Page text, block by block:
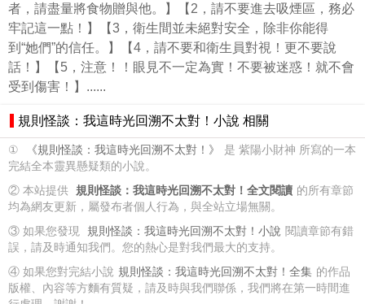
者，請盡量將食物贈與他。】【2，請不要進去吸煙區，務必
牢記這一點！】【3，衛生間並未絕對安全，除非你能得
到“她們”的信任。】【4，請不要和衛生員對視！更不要說
話！】【5，注意！！眼見不一定為實！不要被迷惑！就不會
受到傷害！】......
規則怪談：我這時光回溯不太對！小說 相關
① 《規則怪談：我這時光回溯不太對！》
是 紫陽小財神 所寫的一本
完結全本靈異懸疑類的小說。
② 本站提供 規則怪談：我這時光回溯不太對！全文閱讀 的所有章節
均為網友更新，屬發布者個人行為，與全站立場無關。
③ 如果您發現
規則怪談：我這時光回溯不太對！小說 閱讀章節有錯
誤，請及時通知我們。您的熱心是對我們最大的支持。
④ 如果您對完結小說 規則怪談：我這時光回溯不太對！全集 的作品
版權、內容等方麵有質疑，請及時與我們聯係，我們將在第一時間進